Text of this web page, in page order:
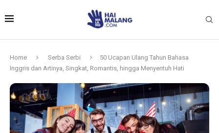
Home Serba Serbi
50 Ucapan Ulang Tahun Bahasa
Inggris dan Artinya, Singkat, Romantis, hingga Menyentuh Hati